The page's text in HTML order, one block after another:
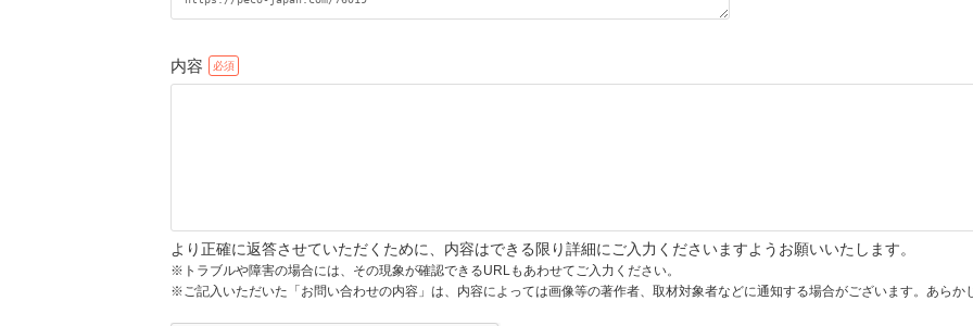
内容
より正確に返答させていただくために、内容はできる限り詳細にご入力くださいますようお願いいたします。
※トラブルや障害の場合には、その現象が確認できるURLもあわせてご入力ください。
※ご記入いただいた「お問い合わせの内容」は、内容によっては画像等の著作者、取材対象者などに通知する場合がございます。あらか